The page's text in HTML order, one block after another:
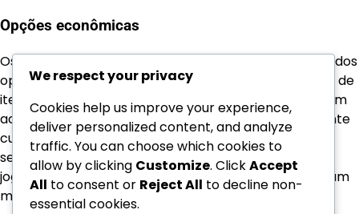
Opções econômicas
Os Passes de Batalha são frequentemente considerados
opções econômicas em comparação com a compra de
itens individuais. Por um preço fixo, os jogadores podem
acessar uma gama de recompensas que normalmente
custariam significativamente mais se compradas
separadamente. Este modelo de preços incentiva os
jogadores a investir no Passe de Batalha para obter um
melhor valor.
We respect your privacy
Cookies help us improve your experience,
deliver personalized content, and analyze
traffic. You can choose which cookies to
allow by clicking Customize. ClickAccept
All to consent or Reject All to decline non-
essential cookies.